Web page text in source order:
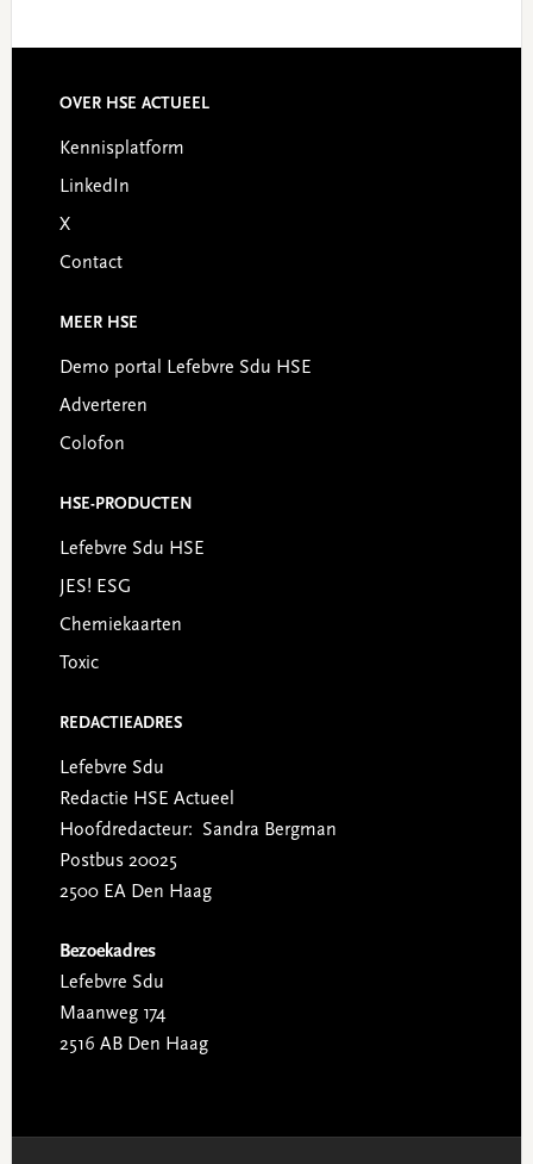
Footer
OVER HSE ACTUEEL
Kennisplatform
LinkedIn
X
Contact
MEER HSE
Demo portal Lefebvre Sdu HSE
Adverteren
Colofon
HSE-PRODUCTEN
Lefebvre Sdu HSE
JES! ESG
Chemiekaarten
Toxic
REDACTIEADRES
Lefebvre Sdu
Redactie HSE Actueel
Hoofdredacteur: Sandra Bergman
Postbus 20025
2500 EA Den Haag
Bezoekadres
Lefebvre Sdu
Maanweg 174
2516 AB Den Haag